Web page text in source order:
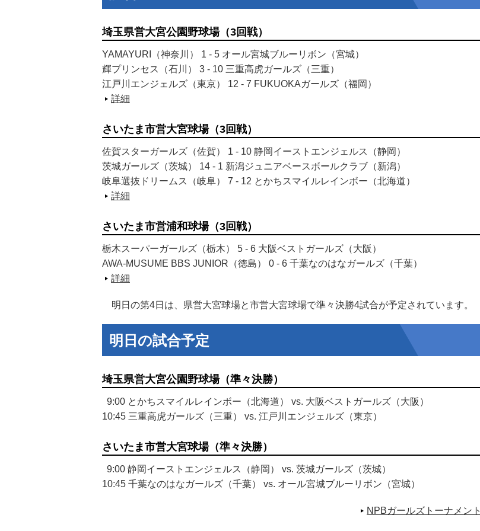
埼玉県営大宮公園野球場（3回戦）
YAMAYURI（神奈川） 1 - 5 オール宮城ブルーリボン（宮城）
輝プリンセス（石川） 3 - 10 三重高虎ガールズ（三重）
江戸川エンジェルズ（東京） 12 - 7 FUKUOKAガールズ（福岡）
詳細
さいたま市営大宮球場（3回戦）
佐賀スターガールズ（佐賀） 1 - 10 静岡イーストエンジェルス（静岡）
茨城ガールズ（茨城） 14 - 1 新潟ジュニアベースボールクラブ（新潟）
岐阜選抜ドリームス（岐阜） 7 - 12 とかちスマイルレインボー（北海道）
詳細
さいたま市営浦和球場（3回戦）
栃木スーパーガールズ（栃木） 5 - 6 大阪ベストガールズ（大阪）
AWA-MUSUME BBS JUNIOR（徳島） 0 - 6 千葉なのはなガールズ（千葉）
詳細
明日の第4日は、県営大宮球場と市営大宮球場で準々決勝4試合が予定されています。
明日の試合予定
埼玉県営大宮公園野球場（準々決勝）
9:00 とかちスマイルレインボー（北海道） vs. 大阪ベストガールズ（大阪）
10:45 三重高虎ガールズ（三重） vs. 江戸川エンジェルズ（東京）
さいたま市営大宮球場（準々決勝）
9:00 静岡イーストエンジェルス（静岡） vs. 茨城ガールズ（茨城）
10:45 千葉なのはなガールズ（千葉） vs. オール宮城ブルーリボン（宮城）
NPBガールズトーナメント